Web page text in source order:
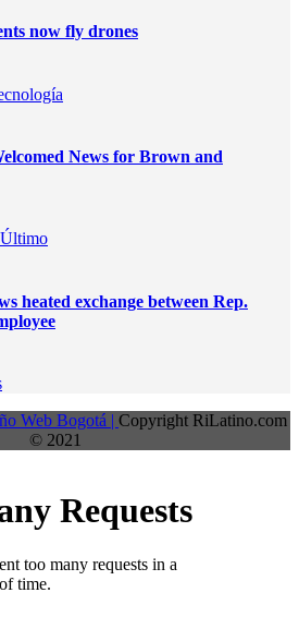
now fly drones
News for Brown and
heated exchange between Rep.
Web Bogotá | Copyright RiLatino.com
© 2021